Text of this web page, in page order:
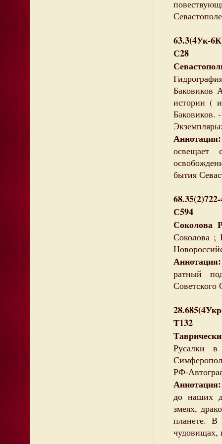
63.3(4Ук-
С28
Баковиков
истории (
Баковиков.
Аннотация:
освещает
бытия
С594
Соколова
Соколова ;
Аннотация:
ратный
Советского
Т132
Русалки
РФ-
до наших
змеях,
планете. В
чудовищах,